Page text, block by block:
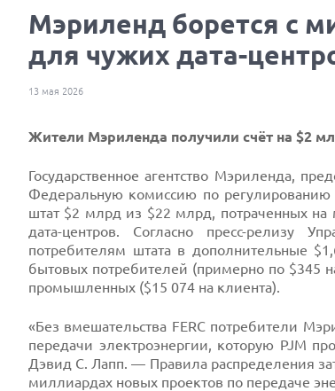
Мэриленд борется с
для чужих дата-
13 мая 2026
Жители Мэриленда получили счёт на $2
Государственное агентство Мэриленда,
Федеральную комиссию по регулированию
штат $2 млрд из $22 млрд, потраченных на
дата-центров. Согласно пресс-релизу
потребителям штата в дополнительные
бытовых потребителей (примерно по $345
промышленных ($15 074 на клиента).
«Без вмешательства FERC потребители
передачи электроэнергии, которую PJM
Дэвид С. Лапп. — Правила распределения
миллиардах новых проектов по передаче
Next